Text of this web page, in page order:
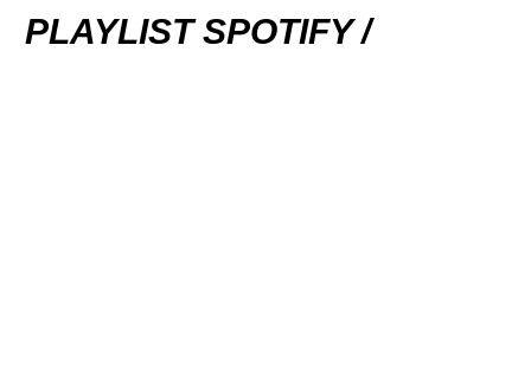
PLAYLIST SPOTIFY /